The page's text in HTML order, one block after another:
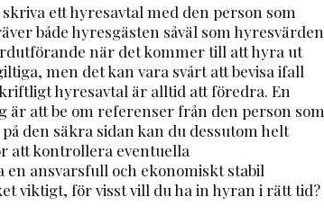
ett hyresavtal med den person som
både hyresgästen såväl som hyresvärden
när det kommer till att hyra ut
men det kan vara svårt att bevisa ifall
hyresavtal är alltid att föredra. En
är att be om referenser från den person som
den säkra sidan kan du dessutom helt
att kontrollera eventuella
ansvarsfull och ekonomiskt stabil
viktigt, för visst vill du ha in hyran i rätt tid?